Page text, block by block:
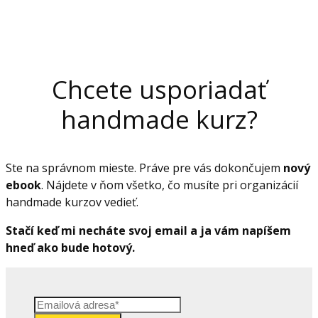
Chcete usporiadať
handmade kurz?
Ste na správnom mieste. Práve pre vás dokončujem nový
ebook. Nájdete v ňom všetko, čo musíte pri organizácií
handmade kurzov vedieť.
Stačí keď mi necháte svoj email a ja vám napíšem
hneď ako bude hotový.